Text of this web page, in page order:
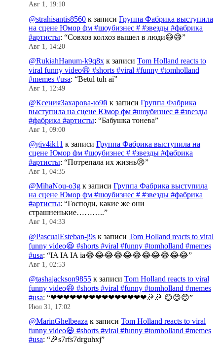
Авг 1, 19:10
@strahisantis8560 к записи Группа Фабрика выступила
на сцене Юмор фм #шоубизнес # #звезды #фабрика
#артисты: “Совхоз колхоз вышел в люди😅😅”
Авг 1, 14:20
@RukiahHanum-k9q8x к записи Tom Holland reacts to
viral funny video😆 #shorts #viral #funny #tomholland
#memes #usa: “Betul tuh ai”
Авг 1, 12:49
@КсенияЗахарова-ю9й к записи Группа Фабрика
выступила на сцене Юмор фм #шоубизнес # #звезды
#фабрика #артисты: “Бабушка тонева”
Авг 1, 09:00
@giv4ik11 к записи Группа Фабрика выступила на
сцене Юмор фм #шоубизнес # #звезды #фабрика
#артисты: “Потрепала их жизнь😢”
Авг 1, 04:35
@MihaNou-o3g к записи Группа Фабрика выступила
на сцене Юмор фм #шоубизнес # #звезды #фабрика
#артисты: “Господи, какие же они
страшненькие………..”
Авг 1, 04:33
@PascualEsteban-j9s к записи Tom Holland reacts to viral
funny video😆 #shorts #viral #funny #tomholland #memes
#usa: “IA IA IA ia😂😂😂😂😂😂😂😂😂😂😂”
Авг 1, 02:53
@tashajackson9855 к записи Tom Holland reacts to viral
funny video😆 #shorts #viral #funny #tomholland #memes
#usa: “❤❤❤❤❤❤❤❤❤❤❤❤❤❤❤🎉🎉 😊😊😊”
Июл 31, 17:02
@MarinGhelbeaza к записи Tom Holland reacts to viral
funny video😆 #shorts #viral #funny #tomholland #memes
#usa: “🎉s7rfs7drguhxj”